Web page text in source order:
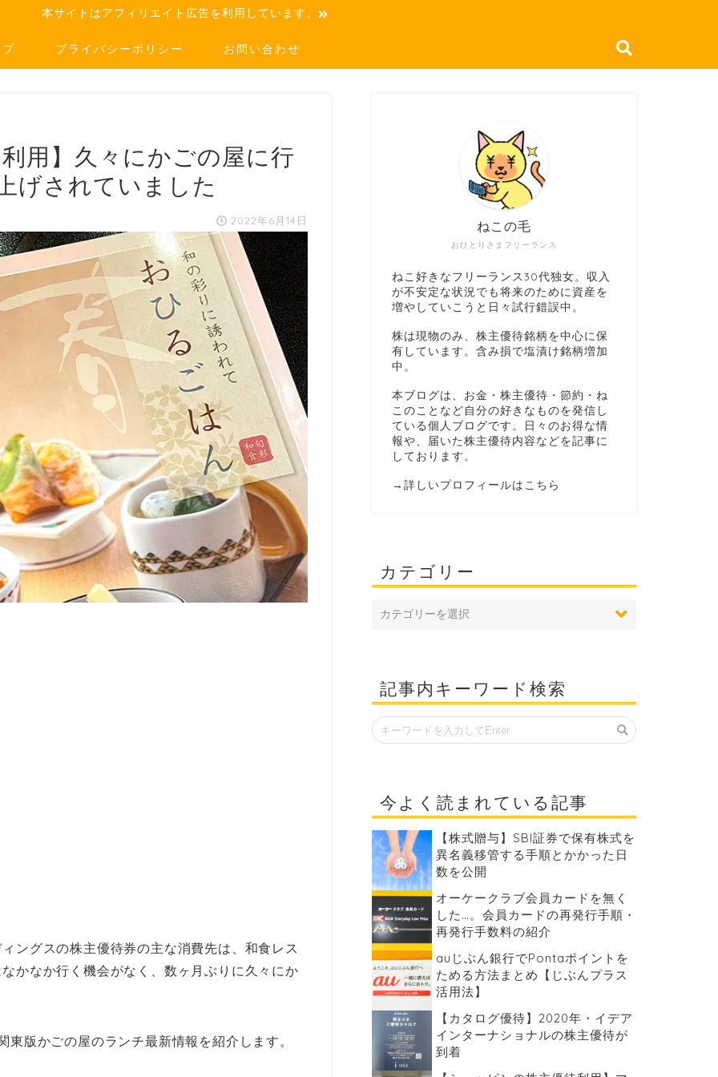
本サイトはアフィリエイト広告を利用しています。
プライバシーポリシー お問い合わせ
用】久々にかごの屋に行
げされていました
2022年6月14日
ングスの株主優待券の主な消費先は、和食レス
かなか行く機会がなく、数ヶ月ぶりに久々にか
版かごの屋のランチ最新情報を紹介します。
おひとりさまフリーランス
ねこの毛
ねこ好きなフリーランス30代独女。収入
が不安定な状況でも将来のために資産を
増やしていこうと日々試行錯誤中。
株は現物のみ、株主優待銘柄を中心に保
有しています。含み損で塩漬け銘柄増加
中。
本ブログは、お金・株主優待・節約・ね
このことなど自分の好きなものを発信し
ている個人ブログです。日々のお得な情
報や、届いた株主優待内容などを記事に
しております。
→ 詳しいプロフィールはこちら
カテゴリー
記事内キーワード検索
今よく読まれている記事
【株式贈与】SBI証券で保有株式を
異名義移管する手順とかかった日
数を公開
オーケークラブ会員カードを無く
した…。会員カードの再発行手順・
再発行手数料の紹介
auじぶん銀行でPontaポイントを
ためる方法まとめ【じぶんプラス
活用法】
【カタログ優待】2020年・イデア
インターナショナルの株主優待が
到着